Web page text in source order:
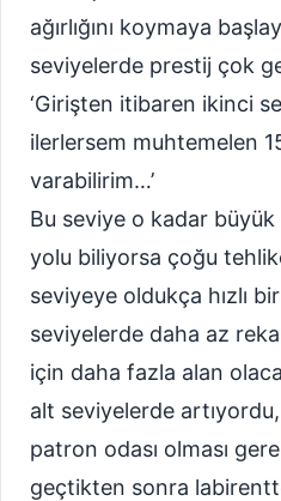
ağırlığını koymaya
seviyelerde prestij çok
‘Girişten itibaren ikinci
ilerlersem muhtemelen
varabilirim…’
Bu seviye o kadar
yolu biliyorsa çoğu
seviyeye oldukça hızlı
seviyelerde daha az
için daha fazla alan
alt seviyelerde
patron odası olması
geçtikten sonra